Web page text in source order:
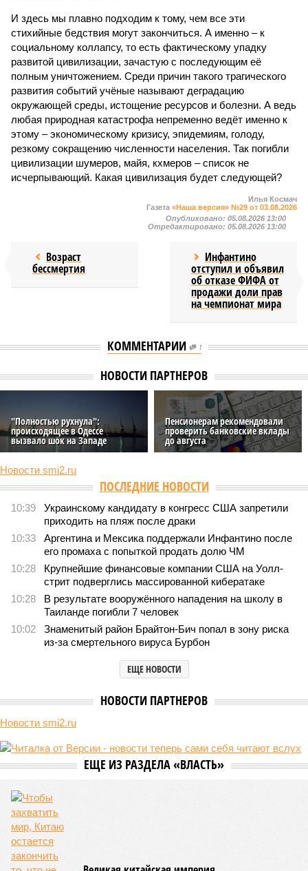
И здесь мы плавно подходим к тому, чем все эти
стихийные бедствия могут закончиться. А именно – к
социальному коллапсу, то есть фактическому упадку
развитой цивилизации, зачастую с последующим её
полным уничтожением. Среди причин такого трагического
развития событий учёные называют деградацию
окружающей среды, истощение ресурсов и болезни. А ведь
любая природная катастрофа непременно ведёт именно к
этому – экономическому кризису, эпидемиям, голоду,
резкому сокращению численности населения. Так погибли
цивилизации шумеров, майя, кхмеров – список не
исчерпывающий. Какая цивилизация будет следующей?
Илья Космач
Газета «Наша версия» №29 от 03.08.2026
Опубликовано: 05.08.2026 13:00
Отредактировано: 05.08.2026 13:00
Возраст
бессмертия
Инфантино
отступил и объявил
об отказе ФИФА от
продажи доли прав
на чемпионат мира
КОММЕНТАРИИ 1
НОВОСТИ ПАРТНЕРОВ
"Полностью рухнула":
происходящее в Одессе
вызвало шок на Западе
Пенсионерам рекомендовали
проверить банковские вклады
до августа
Новости smi2.ru
ПОСЛЕДНИЕ НОВОСТИ
10:39
Украинскому кандидату в конгресс США запретили
приходить на пляж после драки
10:33
Аргентина и Мексика поддержали Инфантино после
его промаха с попыткой продать долю ЧМ
10:28
Крупнейшие финансовые компании США на Уолл-
стрит подверглись массированной кибератаке
10:28
В результате вооружённого нападения на школу в
Таиланде погибли 7 человек
10:02
Знаменитый район Брайтон-Бич попал в зону риска
из-за смертельного вируса Бурбон
ЕЩЕ НОВОСТИ
НОВОСТИ ПАРТНЕРОВ
Новости smi2.ru
ЕЩЕ ИЗ РАЗДЕЛА «ВЛАСТЬ»